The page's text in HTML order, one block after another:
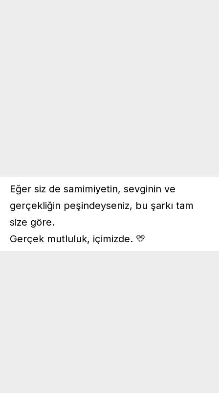
Eğer siz de samimiyetin, sevginin ve
gerçekliğin peşindeyseniz, bu şarkı tam
size göre.
Gerçek mutluluk, içimizde. 💛